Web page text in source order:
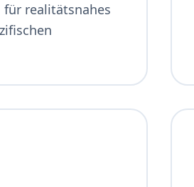
realitätsnahes